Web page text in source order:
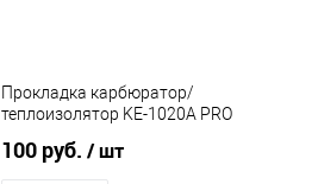
Прокладка карбюратор/
теплоизолятор KE-1020A PRO
100 руб. / шт